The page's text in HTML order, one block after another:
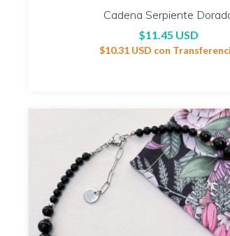
Cadena Serpiente
$11.45 USD
$10.31 USD con